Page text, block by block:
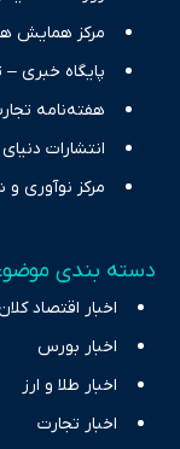
مرکز همایش
پایگاه خبری
هفته‌نامه
انتشارات
مرکز نوآوری و
دسته بندی
اخبار اقتصاد
اخبار بورس
اخبار طلا و ارز
اخبار تجارت